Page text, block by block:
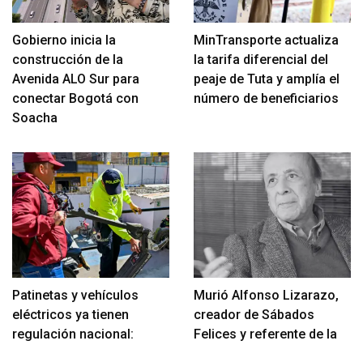
Gobierno inicia la
construcción de la
Avenida ALO Sur para
conectar Bogotá con
Soacha
MinTransporte actualiza
la tarifa diferencial del
peaje de Tuta y amplía el
número de beneficiarios
Patinetas y vehículos
eléctricos ya tienen
regulación nacional:
Murió Alfonso Lizarazo,
creador de Sábados
Felices y referente de la